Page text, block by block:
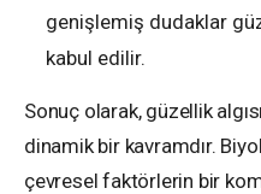
genişlemiş dudaklar
kabul edilir.
Sonuç olarak, güzellik
dinamik bir kavramdır.
çevresel faktörlerin bir